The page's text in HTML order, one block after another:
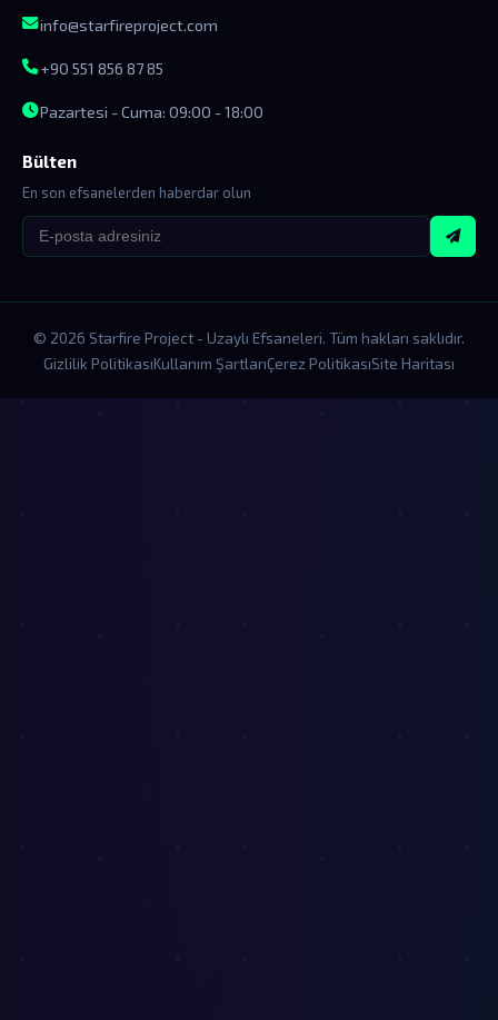
info@starfireproject.com
+90 551 856 87 85
Pazartesi - Cuma: 09:00 - 18:00
Bülten
En son efsanelerden haberdar olun
© 2026 Starfire Project - Uzaylı Efsaneleri. Tüm hakları saklıdır.
Gizlilik PolitikasıKullanım ŞartlarıÇerez PolitikasıSite Haritası